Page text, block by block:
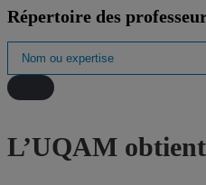
Répertoire des
L’UQAM